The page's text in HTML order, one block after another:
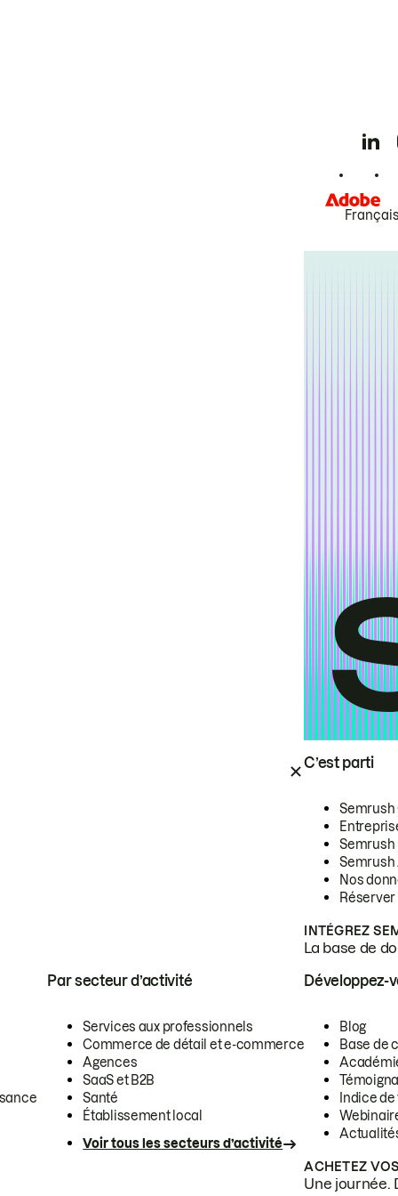
C’est parti
Semrush
Semrush
Semrush
Nos
INTÉGREZ
La base de
Par secteur d’activité
Services aux professionnels
Commerce de détail et e-commerce
Agences
SaaS et B2B
Santé
Établissement local
Voir tous les secteurs d’activité
Développez-
Blog
Base de
Indice
ACHETEZ
Une journée.